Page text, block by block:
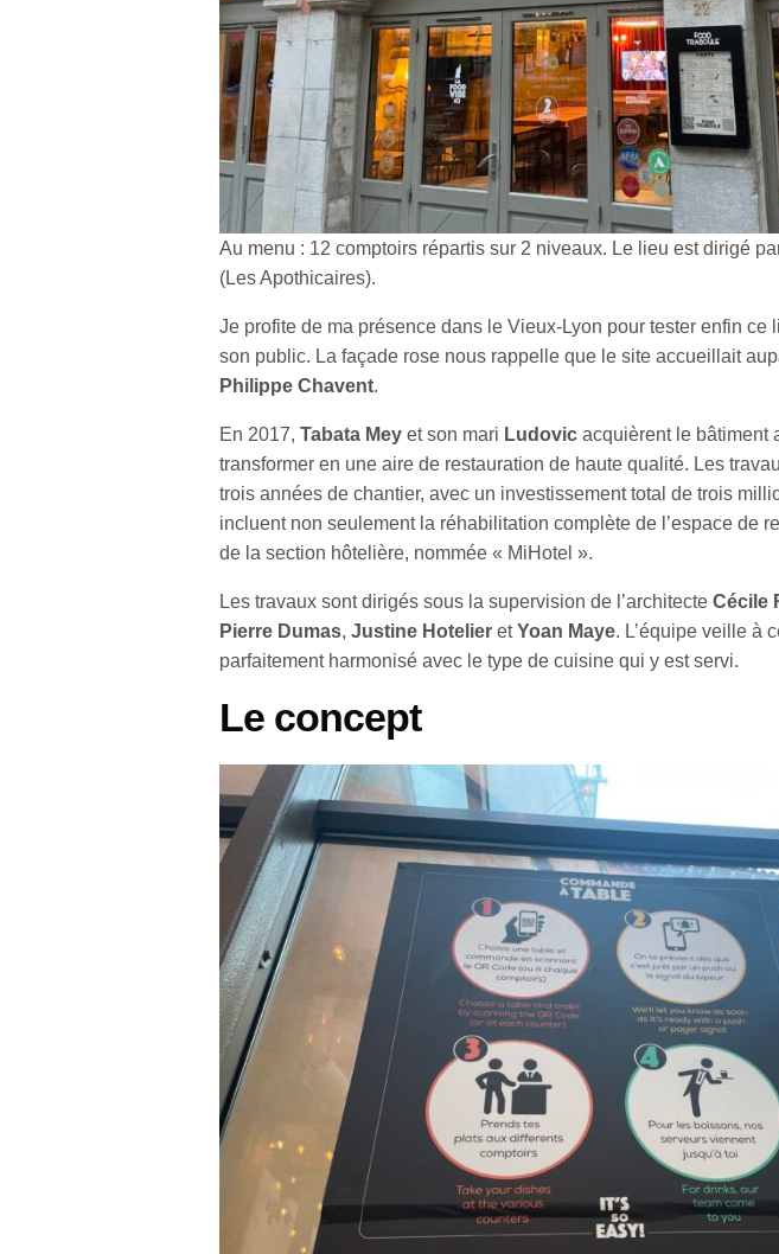
Au menu : 12 comptoirs répartis sur 2 niveaux. Le lieu est dirigé
(Les Apothicaires).
Je profite de ma présence dans le Vieux-Lyon pour tester enfin ce
son public. La façade rose nous rappelle que le site accueillait
Philippe Chavent.
En 2017, Tabata Meyet son mari Ludovic acquièrent le bâtiment
transformer en une aire de restauration de haute qualité. Les
trois années de chantier, avec un investissement total de trois
incluent non seulement la réhabilitation complète de l’espace de
de la section hôtelière, nommée « MiHotel ».
Les travaux sont dirigés sous la supervision de l’architecteCécile
Pierre Dumas,Justine HotelieretYoan Maye. L’équipe veille à
parfaitement harmonisé avec le type de cuisine qui y est servi.
Le concept